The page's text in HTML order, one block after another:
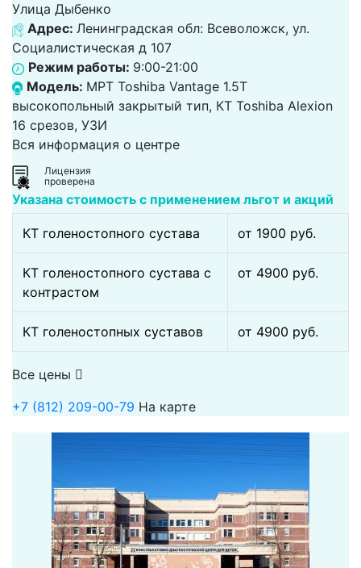
Улица Дыбенко
Адрес: Ленинградская обл: Всеволожск, ул.
Социалистическая д 107
Режим работы: 9:00-21:00
Модель: МРТ Toshiba Vantage 1.5T
высокопольный закрытый тип, КТ Toshiba Alexion
16 срезов, УЗИ
Вся информация о центре
Лицензия
проверена
Указана стоимость с применением льгот и акций
КТ голеностопного сустава от 1900 pуб.
КТ голеностопного сустава с
контрастом
от 4900 pуб.
КТ голеностопных суставов от 4900 pуб.
Все цены
+7 (812) 209-00-79 На карте